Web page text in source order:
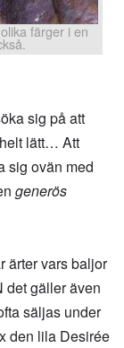
färger i en
sig på att
lätt… Att
sig ovän med
generös
ärter vars baljor
det gäller även
säljas under
den lila Desirée